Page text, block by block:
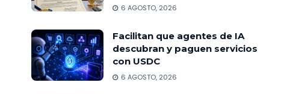
6 AGOSTO, 2026
Facilitan que agentes de IA
descubran y paguen servicios
con USDC
6 AGOSTO, 2026